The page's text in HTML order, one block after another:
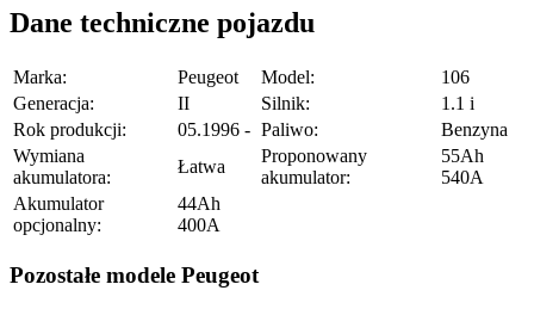
Dane techniczne pojazdu
Marka: Peugeot Model:
106
Generacja:
II Silnik:
1.1 i
Rok produkcji:
05.1996 - Paliwo:
Benzyna
Wymiana
akumulatora:
Łatwa
Proponowany
akumulator:
55Ah
540A
Akumulator
opcjonalny:
44Ah
400A
Pozostałe modele Peugeot